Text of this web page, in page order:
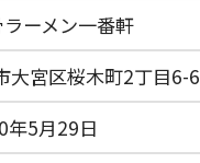
ーメン一番軒
大宮区桜木町2丁目6-6
年5月29日